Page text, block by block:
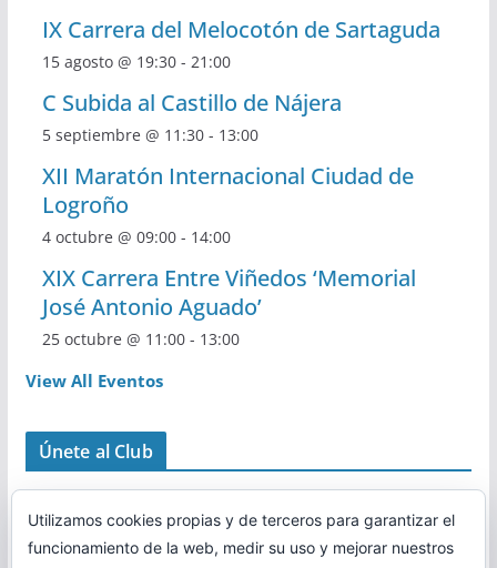
IX Carrera del Melocotón de Sartaguda
15 agosto @ 19:30- 21:00
C Subida al Castillo de Nájera
5 septiembre @ 11:30- 13:00
XII Maratón Internacional Ciudad de
Logroño
4 octubre @ 09:00- 14:00
XIX Carrera Entre Viñedos ‘Memorial
José Antonio Aguado’
25 octubre @ 11:00- 13:00
View All Eventos
Únete al Club
Utilizamos cookies propias y de terceros para garantizar el
funcionamiento de la web, medir su uso y mejorar nuestros